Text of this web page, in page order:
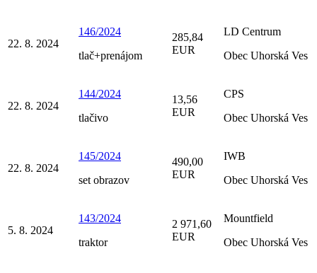
22. 8. 2024
146/2024
tlač+prenájom
285,84
EUR
LD Centrum
Obec Uhorská Ves
22. 8. 2024
144/2024
tlačivo
13,56
EUR
CPS
Obec Uhorská Ves
22. 8. 2024
145/2024
set obrazov
490,00
EUR
IWB
Obec Uhorská Ves
5. 8. 2024
143/2024
traktor
2 971,60
EUR
Mountfield
Obec Uhorská Ves